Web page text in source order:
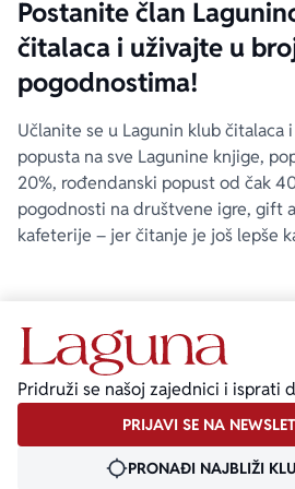
Postanite član
čitalaca i uživajte u
pogodnostima!
Učlanite se u Lagunin klub čitalaca
popusta na sve Lagunine knjige,
20%, rođendanski popust od čak
pogodnosti na društvene igre, gift
kafeterije – jer čitanje je još lepše
Pridruži se našoj zajednici i isprati
PRIJAVI SE NA
PRONAĐI NAJBLIŽI